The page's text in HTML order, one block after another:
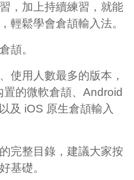
，加上持續練習，就能
輕鬆學會倉頡輸入法。
頡。
使用人數最多的版本，
的微軟倉頡、Android
及 iOS 原生倉頡輸入
完整目錄，建議大家按
基礎。